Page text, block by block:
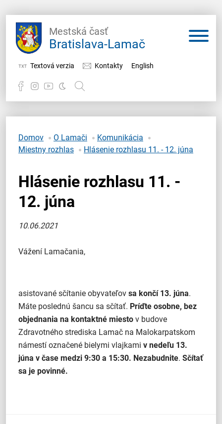
Mestská časť
Bratislava-Lamač
Textová verzia Kontakty English
Samospráva
Miestny úrad
O Lamači
Domov O Lamači
Komunikácia
Miestny rozhlas
Hlásenie rozhlasu 11. - 12. júna
Hlásenie rozhlasu 11. -
12. júna
10.06.2021
Vážení Lamačania,
asistované sčítanie obyvateľov sa končí 13. júna.
Máte poslednú šancu sa sčítať. Príďte osobne, bez
objednania na kontaktné miesto v budove
Zdravotného strediska Lamač na Malokarpatskom
námestí označené bielymi vlajkami v nedeľu 13.
júna v čase medzi 9:30 a 15:30. Nezabudnite. Sčítať
sa je povinné.